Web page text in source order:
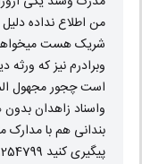
من اطلاع نداده
شریک هست
وبرادرم نیز که
است چجور مجهول
واسناد زاهدان
بندانی هم با مدارک
پیگیری کنید 09129254799